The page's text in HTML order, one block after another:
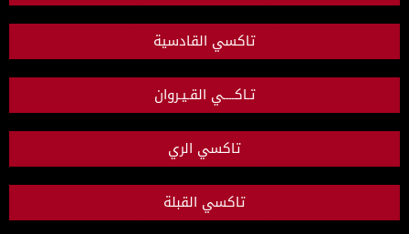
تاكسي القادسية
تـاكــــي القـيـروان
تاكسي الري
تاكسي القبلة